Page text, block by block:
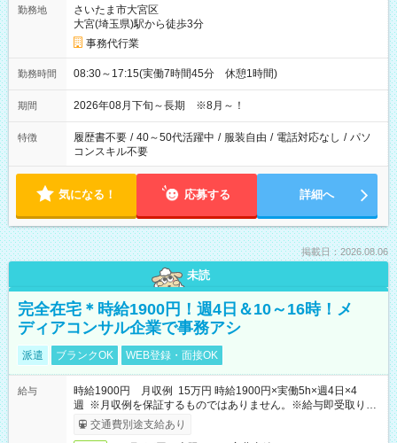
勤務地
さいたま市大宮区
大宮(埼玉県)駅から徒歩3分
事務代行業
勤務時間 08:30～17:15(実働7時間45分 休憩1時間)
期間 2026年08月下旬～長期 ※8月～！
特徴 履歴書不要 / 40～50代活躍中 / 服装自由 / 電話対応なし / パソ
コンスキル不要
気になる！ 応募する 詳細へ
掲載日：2026.08.06
未読
完全在宅＊時給1900円！週4日＆10～16時！メ
ディアコンサル企業で事務アシ
派遣 ブランクOK WEB登録・面接OK
給与
時給1900円 月収例 15万円 時給1900円×実働5h×週4日×4
週 ※月収例を保証するものではありません。※給与即受取りサ
ービス利用可（利用条件有）
交通費別途支給あり